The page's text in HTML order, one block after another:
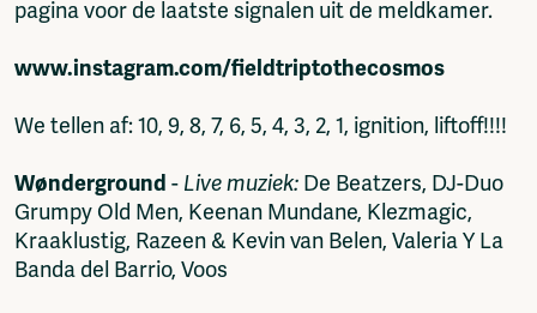
pagina voor de laatste signalen uit de meldkamer.
www.instagram.com/fieldtriptothecosmos
We tellen af: 10, 9, 8, 7, 6, 5, 4, 3, 2, 1, ignition, liftoff!!!!
Wønderground - Live muziek: De Beatzers, DJ-Duo
Grumpy Old Men, Keenan Mundane, Klezmagic,
Kraaklustig, Razeen & Kevin van Belen, Valeria Y La
Banda del Barrio, Voos